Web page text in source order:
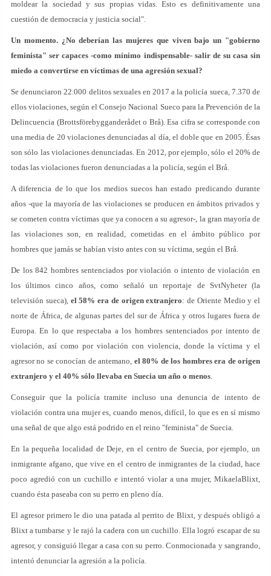
moldear la sociedad y sus propias vidas. Esto es definitivamente una
cuestión de democracia y justicia social".
Un momento. ¿No deberían las mujeres que viven bajo un "gobierno
feminista" ser capaces -como mínimo indispensable- salir de su casa sin
miedo a convertirse en víctimas de una agresión sexual?
Se denunciaron 22.000 delitos sexuales en 2017 a la policía sueca, 7.370 de
ellos violaciones, según el Consejo Nacional Sueco para la Prevención de la
Delincuencia (Brottsförebygganderådet o Brå). Esa cifra se corresponde con
una media de 20 violaciones denunciadas al día, el doble que en 2005. Ésas
son sólo las violaciones denunciadas. En 2012, por ejemplo, sólo el 20% de
todas las violaciones fueron denunciadas a la policía, según el Brå.
A diferencia de lo que los medios suecos han estado predicando durante
años -que la mayoría de las violaciones se producen en ámbitos privados y
se cometen contra víctimas que ya conocen a su agresor-, la gran mayoría de
las violaciones son, en realidad, cometidas en el ámbito público por
hombres que jamás se habían visto antes con su víctima, según el Brå.
De los 842 hombres sentenciados por violación o intento de violación en
los últimos cinco años, como señaló un reportaje de SvtNyheter (la
televisión sueca), el 58% era de origen extranjero: de Oriente Medio y el
norte de África, de algunas partes del sur de África y otros lugares fuera de
Europa. En lo que respectaba a los hombres sentenciados por intento de
violación, así como por violación con violencia, donde la víctima y el
agresor no se conocían de antemano, el 80% de los hombres era de origen
extranjero y el 40% sólo llevaba en Suecia un año o menos.
Conseguir que la policía tramite incluso una denuncia de intento de
violación contra una mujer es, cuando menos, difícil, lo que es en sí mismo
una señal de que algo está podrido en el reino "feminista" de Suecia.
En la pequeña localidad de Deje, en el centro de Suecia, por ejemplo, un
inmigrante afgano, que vive en el centro de inmigrantes de la ciudad, hace
poco agredió con un cuchillo e intentó violar a una mujer, MikaelaBlixt,
cuando ésta paseaba con su perro en pleno día.
El agresor primero le dio una patada al perrito de Blixt, y después obligó a
Blixt a tumbarse y le rajó la cadera con un cuchillo. Ella logró escapar de su
agresor, y consiguió llegar a casa con su perro. Conmocionada y sangrando,
intentó denunciar la agresión a la policía.